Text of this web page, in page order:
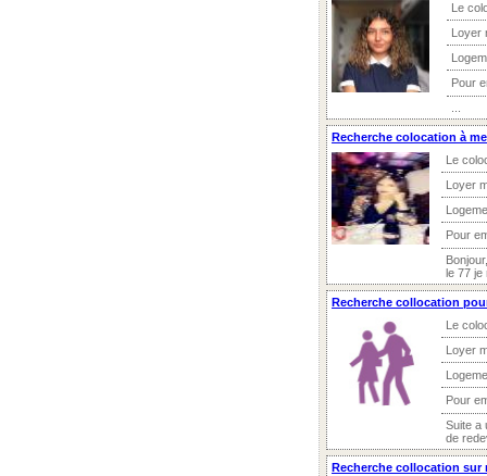
Le
Loyer
Pour
Recherche colocation à
Le
Loyer
Pour
le 77 je
Recherche collocation
Le
Loyer
Pour
Suite a
de
Recherche collocation sur